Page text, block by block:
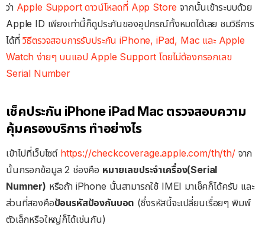
ว่า Apple Support ดาวน์โหลดที่ App Store จากนั้นเข้าระบบด้วย
Apple ID เพียงเท่านี้ก็ดูประกันของอุปกรณ์ทั้งหมดได้เลย ชมวิธีการ
ได้ที่วิธีตรวจสอบการรับประกัน iPhone, iPad, Mac และ Apple
Watch ง่ายๆ บนแอป Apple Support โดยไม่ต้องกรอกเลข
Serial Number
เช็คประกัน iPhone iPad Mac ตรวจสอบความ
คุ้มครองบริการ ทำอย่างไร
เข้าไปที่เว็บไซต์ https://checkcoverage.apple.com/th/th/จาก
นั้นกรอกข้อมูล 2 ช่องคือ หมายเลขประจำเครื่อง(Serial
Numner) หรือถ้า iPhone นั้นสามารถใช้ IMEI มาเช็คก็ได้ครับ และ
ส่วนที่สองคือป้อนรหัสป้องกันบอต (ซึ่งรหัสนี้จะเปลี่ยนเรื่อยๆ พิมพ์
ตัวเล็กหรือใหญ่ก็ได้เช่นกัน)